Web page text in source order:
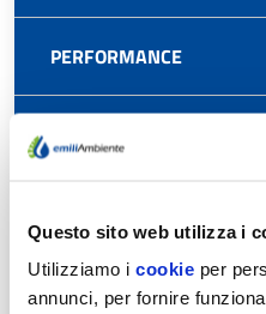
Questo sito web utilizza i
Utilizziamo i cookie per
annunci, per fornire
PERFORMANCE
ATTIVITÀ E